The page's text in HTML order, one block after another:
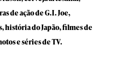
de ação de G.I. Joe,
história do Japão, filmes de
e séries de TV.